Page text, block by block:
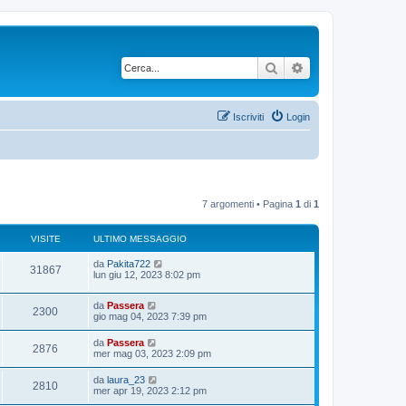
Cerca
Login
Iscriviti
7 argomenti • Pagina 1 di 1
VISITE ULTIMO MESSAGGIO
31867V
i
U
l
i
m
o
m
e
s
s
a
g
g
i
da Pakita722
lun giu 12, 2023 8:02 pm
2300V
i
U
l
m
o
m
e
s
s
da Passera
gio mag 04, 2023 7:39 pm
2876
i
U
l
m
o
da Passera
mer mag 03, 2023 2:09 pm
2810V
U
l
da laura_23
mer apr 19, 2023 2:12 pm